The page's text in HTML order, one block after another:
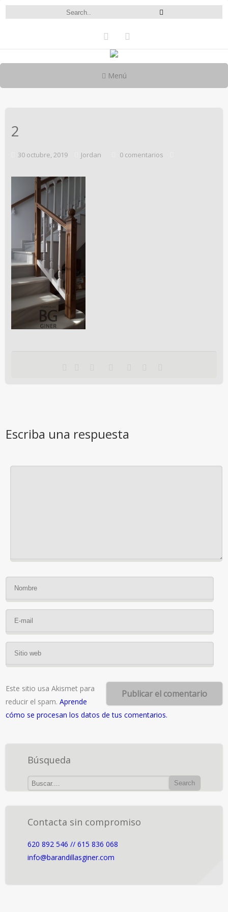
Menú
2
30 octubre, 2019 Jordan 0 comentarios
Escriba una respuesta
Este sitio usa Akismet para
reducir el spam.Aprende
cómo se procesan los datos de tus comentarios.
Búsqueda
Contacta sin compromiso
620 892 546 // 615 836 068
info@barandillasginer.com